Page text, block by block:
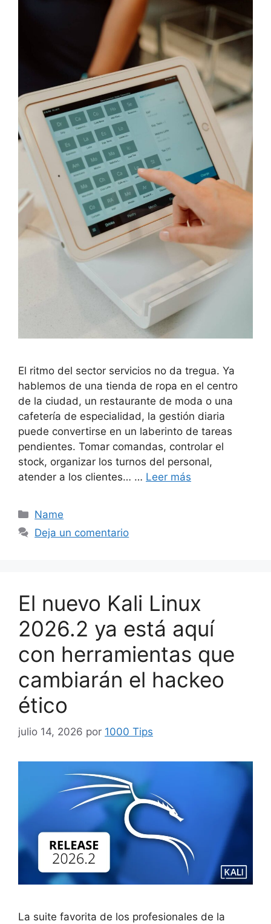
El ritmo del sector servicios no da tregua. Ya
hablemos de una tienda de ropa en el centro
de la ciudad, un restaurante de moda o una
cafetería de especialidad, la gestión diaria
puede convertirse en un laberinto de tareas
pendientes. Tomar comandas, controlar el
stock, organizar los turnos del personal,
atender a los clientes… … Leer más
Categorías
Name
Deja un comentario
El nuevo Kali Linux
2026.2 ya está aquí
con herramientas que
cambiarán el hackeo
ético
julio 14, 2026 por 1000 Tips
La suite favorita de los profesionales de la